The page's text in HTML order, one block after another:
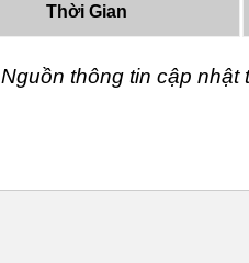
Thời Gian
Nguồn thông tin cập nhật